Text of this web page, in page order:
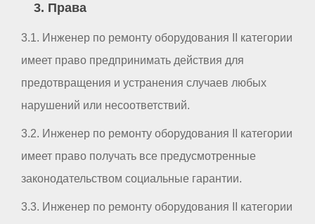
3. Права
3.1. Инженер по ремонту оборудования II категории
имеет право предпринимать действия для
предотвращения и устранения случаев любых
нарушений или несоответствий.
3.2. Инженер по ремонту оборудования II категории
имеет право получать все предусмотренные
законодательством социальные гарантии.
3.3. Инженер по ремонту оборудования II категории